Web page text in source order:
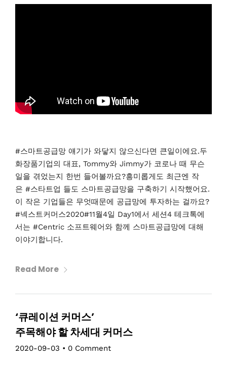
#스마트공급망 얘기가 와닿지 않으신다면 큰일이에요.두
화장품기업의 대표, Tommy와 Jimmy가 코로나 때 무슨
일을 겪었는지 한번 들어볼까요?흥미롭게도 최근엔 작
은 #스타트업 들도 스마트공급망을 구축하기 시작했어요.
이 작은 기업들은 무엇때문에 공급망에 투자하는 걸까요?
#넥스트커머스2020#11월4일 Day1에서 세션4 테크톡에
서는 #Centric 소프트웨어와 함께 스마트공급망에 대해
이야기합니다.
Read More
‘큐레이션 커머스’
주목해야 할 차세대 커머스
2020-09-03 • 0 Comment